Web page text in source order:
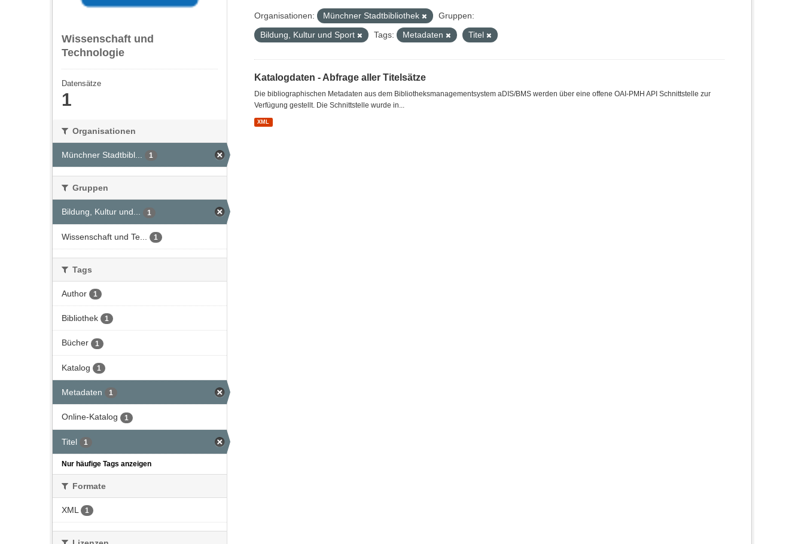
Wissenschaft und
Technologie
Datensätze
1
Organisationen
Münchner Stadtbibl... 1
Gruppen
Bildung, Kultur und... 1
Wissenschaft und Te... 1
Tags
Author 1
Bibliothek 1
Bücher 1
Katalog 1
Metadaten 1
Online-Katalog 1
Titel 1
Nur häufige Tags anzeigen
Formate
XML 1
Organisationen: Münchner Stadtbibliothek
Gruppen:
Bildung, Kultur und Sport
Tags: Metadaten Titel
Katalogdaten - Abfrage aller Titelsätze
Die bibliographischen Metadaten aus dem Bibliotheksmanagementsystem aDIS/BMS werden über eine offene OAI-PMH API Schnittstelle zur
Verfügung gestellt. Die Schnittstelle wurde in...
XML